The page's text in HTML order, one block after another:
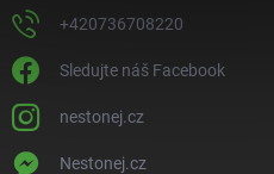
+420736708220
Sledujte náš Facebook
nestonej.cz
Nestonej.cz